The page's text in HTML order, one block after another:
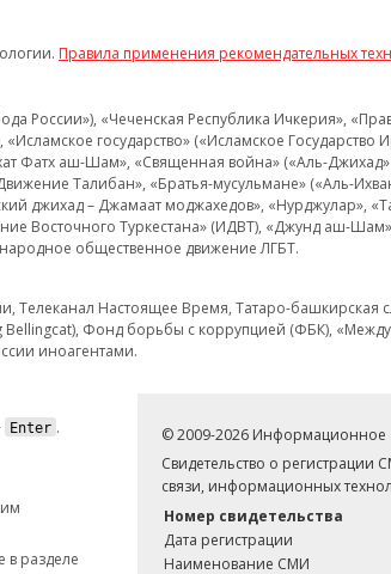
Правила применения рекомендательных
«Чеченская Республика Ичкерия»,
государство» («Исламское
Фатх аш-Шам», «Священная война» («Аль-Джихад»
Талибан», «Братья-мусульмане» («Аль-
джихад – Джамаат моджахедов», «Нурджулар»,
Восточного Туркестана» (ИДВТ), «Джунд аш-
общественное движение ЛГБТ.
Телеканал Настоящее Время, Татаро-
Фонд борьбы с коррупцией (ФБК),
иноагентами.
Enter .
в разделе
© 2009-2026 Информационное
Свидетельство о
связи, информационных
Номер свидетельства
Дата регистрации
Наименование СМИ